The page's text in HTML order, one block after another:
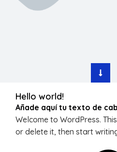
Hello world!
Añade aquí tu texto de
Welcome to WordPress.
or delete it, then start